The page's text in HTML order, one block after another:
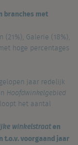
branches met
(21%), Galerie (18%),
hoge percentages
jaar redelijk
Hoofdwinkelgebied
loopt het aantal
winkelstraaten
t.o.v. voorgaand jaar